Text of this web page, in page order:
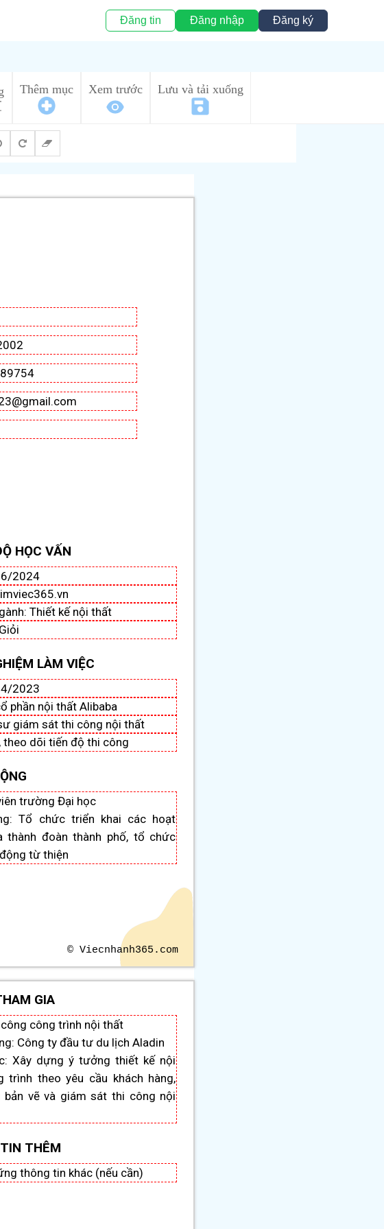
Đăng tin Đăng nhập Đăng ký
Thêm mục Xem trước Lưu và tải xuống
HỌC VẤN
2024
Thiết kế nội thất
LÀM VIỆC
phần nội thất Alibaba
2023
giám sát thi công nội thất
theo dõi tiến độ thi công
trường Đại học
Tổ chức triển khai các hoạt
thành đoàn thành phố, tổ chức
từ thiện
© Viecnhanh365.com
GIA
công trình nội thất
Công ty đầu tư du lịch Aladin
Xây dựng ý tưởng thiết kế nội
trình theo yêu cầu khách hàng,
bản vẽ và giám sát thi công nội
THÊM
thông tin khác (nếu cần)